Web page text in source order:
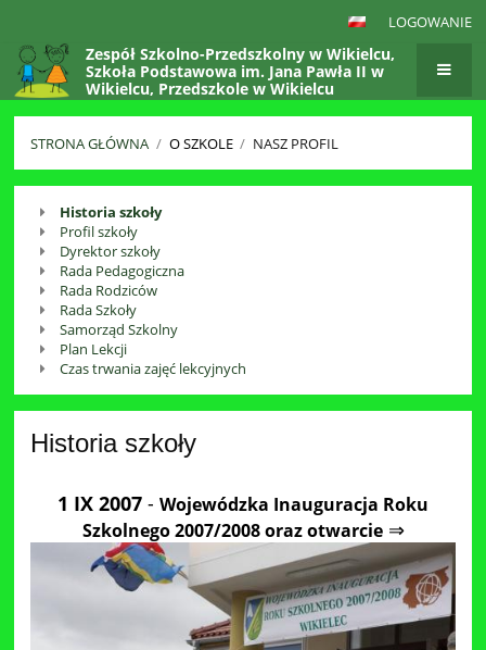
LOGOWANIE
Zespół Szkolno-Przedszkolny w Wikielcu,
Szkoła Podstawowa im. Jana Pawła II w
Wikielcu, Przedszkole w Wikielcu
STRONA GŁÓWNA / O SZKOLE / NASZ PROFIL
Nasz
profil
Historia szkoły
Profil szkoły
Dyrektor szkoły
Rada Pedagogiczna
Rada Rodziców
Rada Szkoły
Samorząd Szkolny
Plan Lekcji
Czas trwania zajęć lekcyjnych
Historia szkoły
1 IX 2007 - Wojewódzka Inauguracja Roku
Szkolnego 2007/2008 oraz otwarcie⇒